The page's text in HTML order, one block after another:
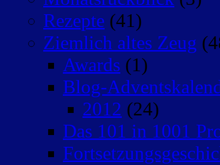
Rezepte (41)
Ziemlich altes Zeug
Awards (1)
Blog-
2012 (24)
Das 101 in 1001